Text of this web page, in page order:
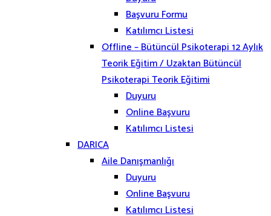
Başvuru Formu
Katılımcı Listesi
Offline – Bütüncül Psikoterapi 12 Aylık
Teorik Eğitim / Uzaktan Bütüncül
Psikoterapi Teorik Eğitimi
Duyuru
Online Başvuru
Katılımcı Listesi
DARICA
Aile Danışmanlığı
Duyuru
Online Başvuru
Katılımcı Listesi